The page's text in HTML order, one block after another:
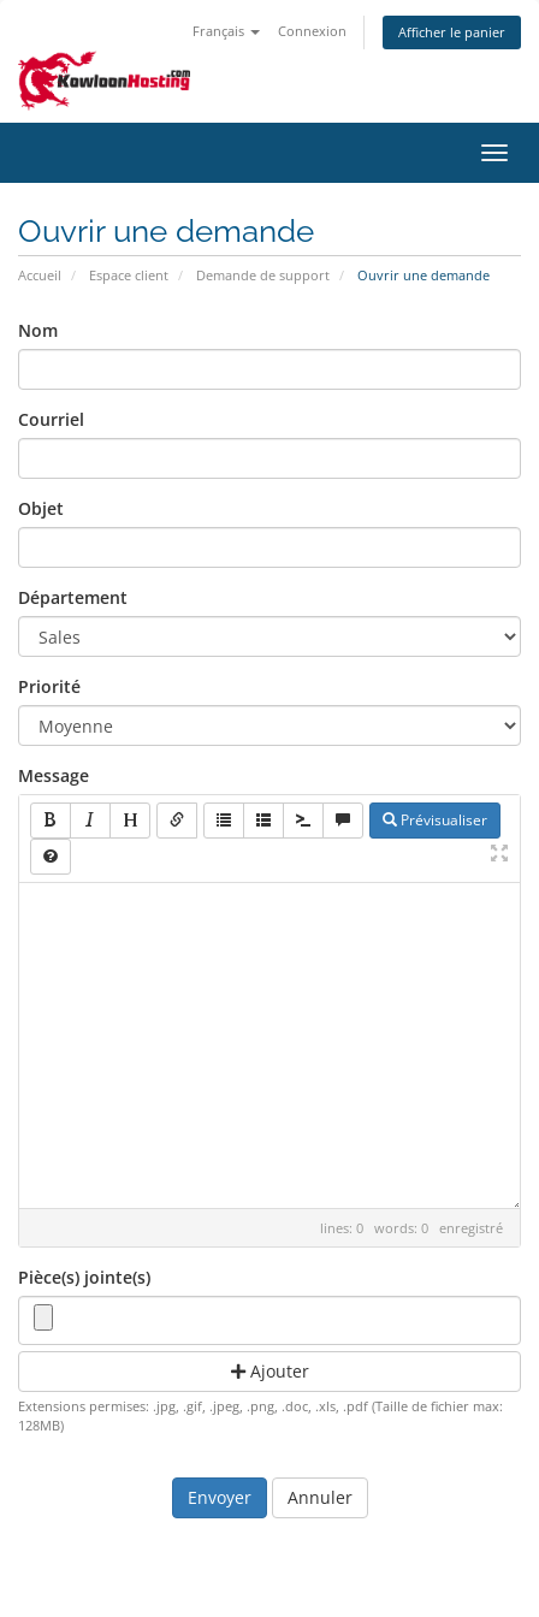
Français Connexion Afficher le panier
la
Ouvrir une demande
Accueil Espace client Demande de support Ouvrir une demande
Nom
Courriel
Objet
Département
Priorité
Message
Prévisualiser
lines: 0 words: 0 enregistré
Pièce(s) jointe(s)
Ajouter
Extensions permises: .jpg, .gif, .jpeg, .png, .doc, .xls, .pdf (Taille de fichier max:
128MB)
Annuler